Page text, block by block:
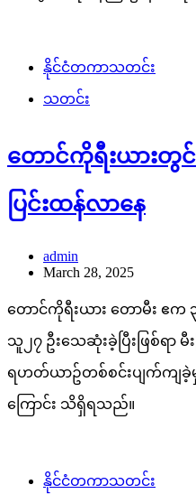
နိုင်ငံတကာသတင်း
သတင်း
တောင်ကိုရီးယားတွ
ပြင်းထန်လာနေ
admin
March 28, 2025
တောင်ကိုရီးယား တောမီး ဧက
သူ၂၇ ဦးသေဆုံးခဲ့ပြီးဖြစ်ရာ
ရဟတ်ယာဥ်တစ်စင်းပျက်ကျခဲ့မှု
ကြောင်း သိရှိရသည်။
နိုင်ငံတကာသတင်း